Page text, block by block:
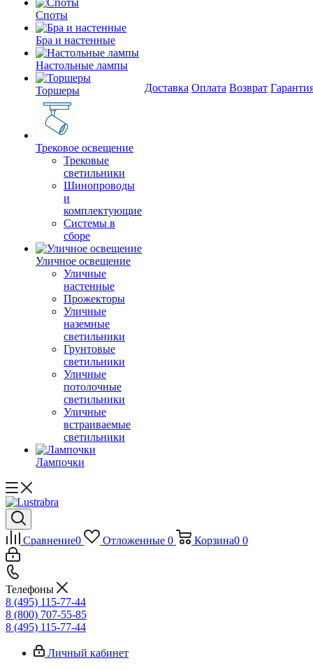
Споты
Бра и настенные
Настольные лампы
Торшеры
Трековое освещение
Трековые
светильники
Шинопроводы
и
комплектующие
Системы в
сборе
Уличное освещение
Уличные
настенные
Прожекторы
Уличные
наземные
светильники
Грунтовые
светильники
Уличные
потолочные
светильники
Уличные
встраиваемые
светильники
Лампочки
Доставка Оплата Возврат
Сравнение0 Отложенные 0 Корзина0 0
Телефоны
8 (495) 115-77-44
8 (800) 707-55-85
8 (495) 115-77-44
Личный кабинет